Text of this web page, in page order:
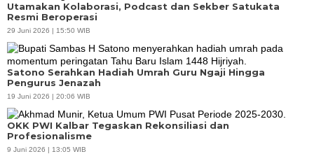
Utamakan Kolaborasi, Podcast dan Sekber Satukata
Resmi Beroperasi
29 Juni 2026 | 15:50 WIB
Satono Serahkan Hadiah Umrah Guru Ngaji Hingga
Pengurus Jenazah
19 Juni 2026 | 20:06 WIB
OKK PWI Kalbar Tegaskan Rekonsiliasi dan
Profesionalisme
9 Juni 2026 | 13:05 WIB